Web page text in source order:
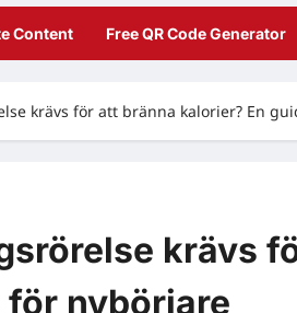
Content Free QR Code Generator
krävs för att bränna kalorier? En
krävs
för nybörjare